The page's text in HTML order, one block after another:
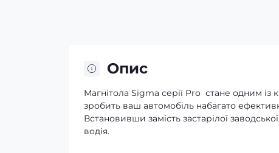
Опис
Магнітола Sigma серії Pro стане одним
зробить ваш автомобіль набагато
Встановивши замість застарілої
водія.